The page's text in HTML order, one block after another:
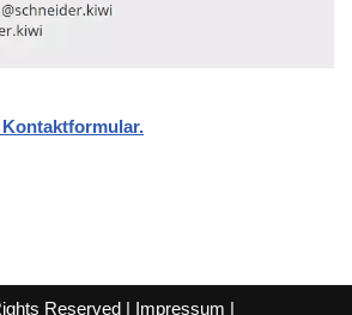
Reserved | Impressum |